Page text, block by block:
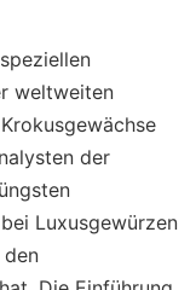
weltweiten
der
Luxusgewürzen
den